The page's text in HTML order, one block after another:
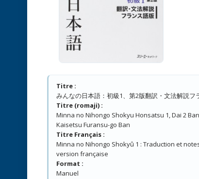
Titre :
みんなの日本語：初級1、第2版翻訳・文法解説フ
Titre (romaji) :
Minna no Nihongo Shokyu Honsatsu 1, Dai 2
Kaisetsu Furansu-go Ban
Titre Français :
Minna no Nihongo Shokyû 1 : Traduction et
version française
Format :
Manuel